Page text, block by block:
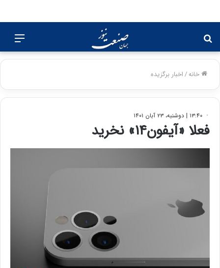
برای
خانه/اخبار برگزیده
۱۳:۴۰ | دوشنبه، ۲۳ آبان ۱۴۰۱
فعلا «آیفون۱۴» نخرید